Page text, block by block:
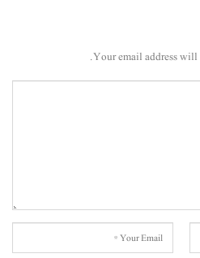
Your email address will